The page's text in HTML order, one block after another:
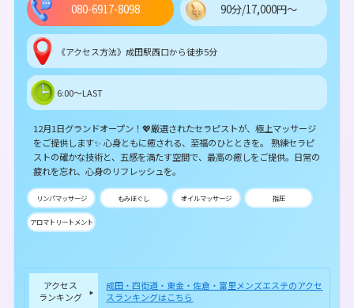
080-6917-8098 90分/17,000円～
《アクセス方法》成田駅西口から徒歩5分
6:00～LAST
12月1日グランドオープン！💖厳選されたセラピストが、極上マッサージ
をご提供します✨ 心身ともに癒される、至福のひとときを。 熟練セラピ
ストの確かな技術と、五感を満たす空間で、最高の癒しをご提供。日常の
疲れを忘れ、心身のリフレッシュを。
リンパマッサージ もみほぐし オイルマッサージ 指圧
アロマトリートメント
アクセス
ランキング
成田・四街道・東金・佐倉・富里メンズエステのアクセ
スランキングはこちら